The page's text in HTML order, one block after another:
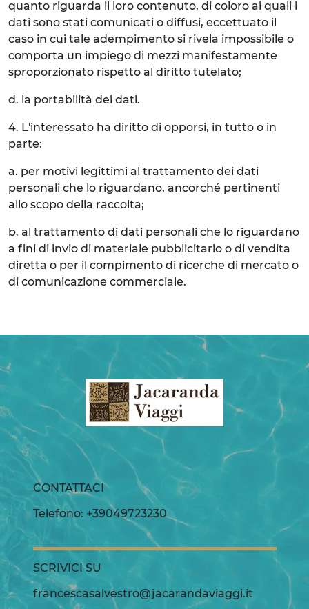
quanto riguarda il loro contenuto, di coloro ai quali i
dati sono stati comunicati o diffusi, eccettuato il
caso in cui tale adempimento si rivela impossibile o
comporta un impiego di mezzi manifestamente
sproporzionato rispetto al diritto tutelato;
d. la portabilità dei dati.
4. L'interessato ha diritto di opporsi, in tutto o in
parte:
a. per motivi legittimi al trattamento dei dati
personali che lo riguardano, ancorché pertinenti
allo scopo della raccolta;
b. al trattamento di dati personali che lo riguardano
a fini di invio di materiale pubblicitario o di vendita
diretta o per il compimento di ricerche di mercato o
di comunicazione commerciale.
CONTATTACI
Telefono: +39049723230
SCRIVICI SU
francescasalvestro@jacarandaviaggi.it